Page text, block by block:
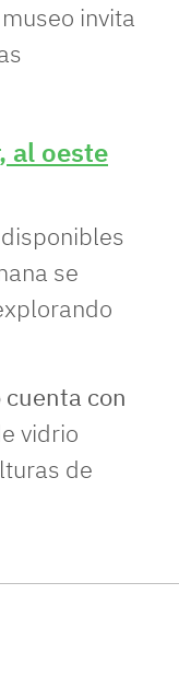
invita
al oeste
se
con
vidrio
de